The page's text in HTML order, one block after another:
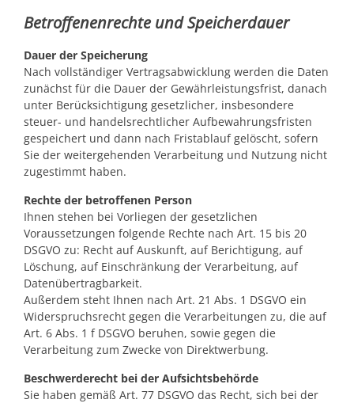
Betroffenenrechte und Speicherdauer
Dauer der Speicherung
Nach vollständiger Vertragsabwicklung werden die Daten
zunächst für die Dauer der Gewährleistungsfrist, danach
unter Berücksichtigung gesetzlicher, insbesondere
steuer- und handelsrechtlicher Aufbewahrungsfristen
gespeichert und dann nach Fristablauf gelöscht, sofern
Sie der weitergehenden Verarbeitung und Nutzung nicht
zugestimmt haben.
Rechte der betroffenen Person
Ihnen stehen bei Vorliegen der gesetzlichen
Voraussetzungen folgende Rechte nach Art. 15 bis 20
DSGVO zu: Recht auf Auskunft, auf Berichtigung, auf
Löschung, auf Einschränkung der Verarbeitung, auf
Datenübertragbarkeit.
Außerdem steht Ihnen nach Art. 21 Abs. 1 DSGVO ein
Widerspruchsrecht gegen die Verarbeitungen zu, die auf
Art. 6 Abs. 1 f DSGVO beruhen, sowie gegen die
Verarbeitung zum Zwecke von Direktwerbung.
Beschwerderecht bei der Aufsichtsbehörde
Sie haben gemäß Art. 77 DSGVO das Recht, sich bei der